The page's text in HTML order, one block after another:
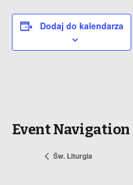
Dodaj do kalendarza
Event Navigation
Św. Liturgia